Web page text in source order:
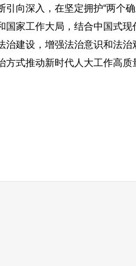
向深入，在坚定拥护“两个
国家工作大局，结合中国式
治建设，增强法治意识和法
方式推动新时代人大工作高质